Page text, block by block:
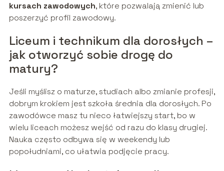
kursach zawodowych, które pozwalają zmienić lub
poszerzyć profil zawodowy.
Liceum i technikum dla dorosłych –
jak otworzyć sobie drogę do
matury?
Jeśli myślisz o maturze, studiach albo zmianie profesji,
dobrym krokiem jest szkoła średnia dla dorosłych. Po
zawodówce masz tu nieco łatwiejszy start, bo w
wielu liceach możesz wejść od razu do klasy drugiej.
Nauka często odbywa się w weekendy lub
popołudniami, co ułatwia podjęcie pracy.